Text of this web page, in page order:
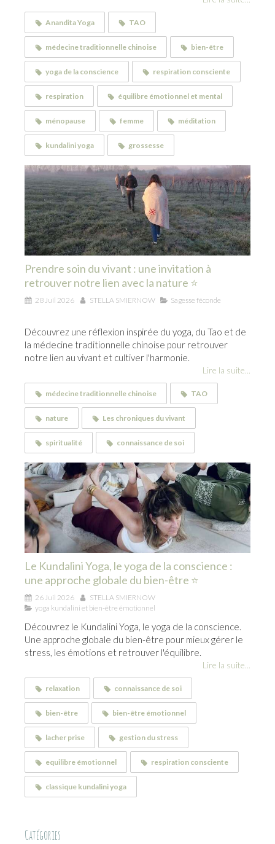
Anandita Yoga TAO
médecine traditionnelle chinoise bien-être
yoga de la conscience respiration consciente
respiration équilibre émotionnel et mental
ménopause femme méditation
kundalini yoga grossesse
Prendre soin du vivant : une invitation à
retrouver notre lien avec la nature ⭐
28 Juil 2026 STELLA SMIERNOW Sagesse féconde
Découvrez une réflexion inspirée du yoga, du Tao et de
la médecine traditionnelle chinoise pour retrouver
notre lien au vivant et cultiver l'harmonie.
Lire la suite...
médecine traditionnelle chinoise TAO
nature Les chroniques du vivant
spiritualité connaissance de soi
Le Kundalini Yoga, le yoga de la conscience :
une approche globale du bien-être ⭐
26 Juil 2026
STELLA SMIERNOW
yoga kundalini et bien-être émotionnel
Découvrez le Kundalini Yoga, le yoga de la conscience.
Une approche globale du bien-être pour mieux gérer le
stress, les émotions et retrouver l'équilibre.
Lire la suite...
relaxation connaissance de soi
bien-être bien-être émotionnel
lacher prise gestion du stress
equilibre émotionnel respiration consciente
classique kundalini yoga
Catégories